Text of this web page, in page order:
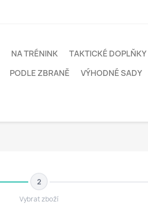
NA TRÉNINK
TAKTICKÉ DOPLŇKY
PODLE ZBRANĚ VÝHODNÉ SADY
2
Vybrat zboží